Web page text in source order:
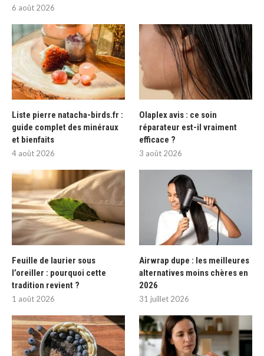
6 août 2026
Liste pierre natacha-birds.fr :
guide complet des minéraux
et bienfaits
4 août 2026
Olaplex avis : ce soin
réparateur est-il vraiment
efficace ?
3 août 2026
Feuille de laurier sous
l’oreiller : pourquoi cette
tradition revient ?
1 août 2026
Airwrap dupe : les meilleures
alternatives moins chères en
2026
31 juillet 2026